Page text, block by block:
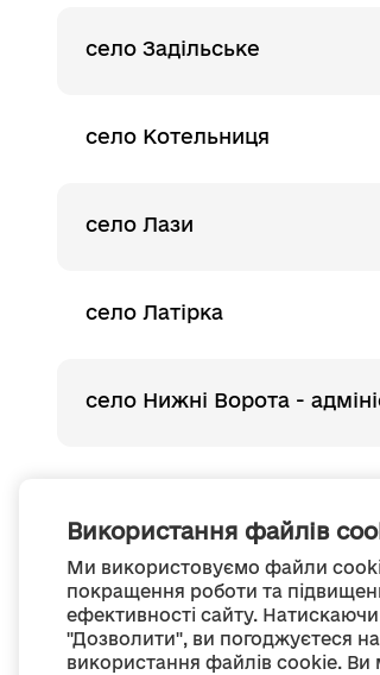
Використання файлів
Ми використовуємо файли
покращення роботи та
ефективності сайту.
"Дозволити", ви погоджуєтеся на
використання файлів cookie. Ви
село Задільське
село Котельниця
село Лази
село Латірка
село Нижні Ворота -